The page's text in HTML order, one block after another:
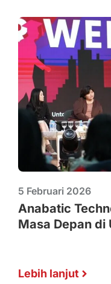
5 Februari 2026
Anabatic
Masa Depan di
Lebih lanjut